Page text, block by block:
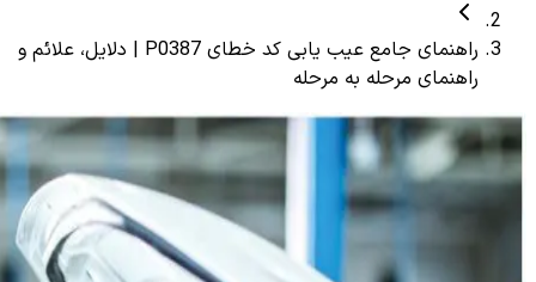
راهنمای جامع عیب یابی کد خطای P0387 | دلایل، علائم و
راهنمای مرحله به مرحله